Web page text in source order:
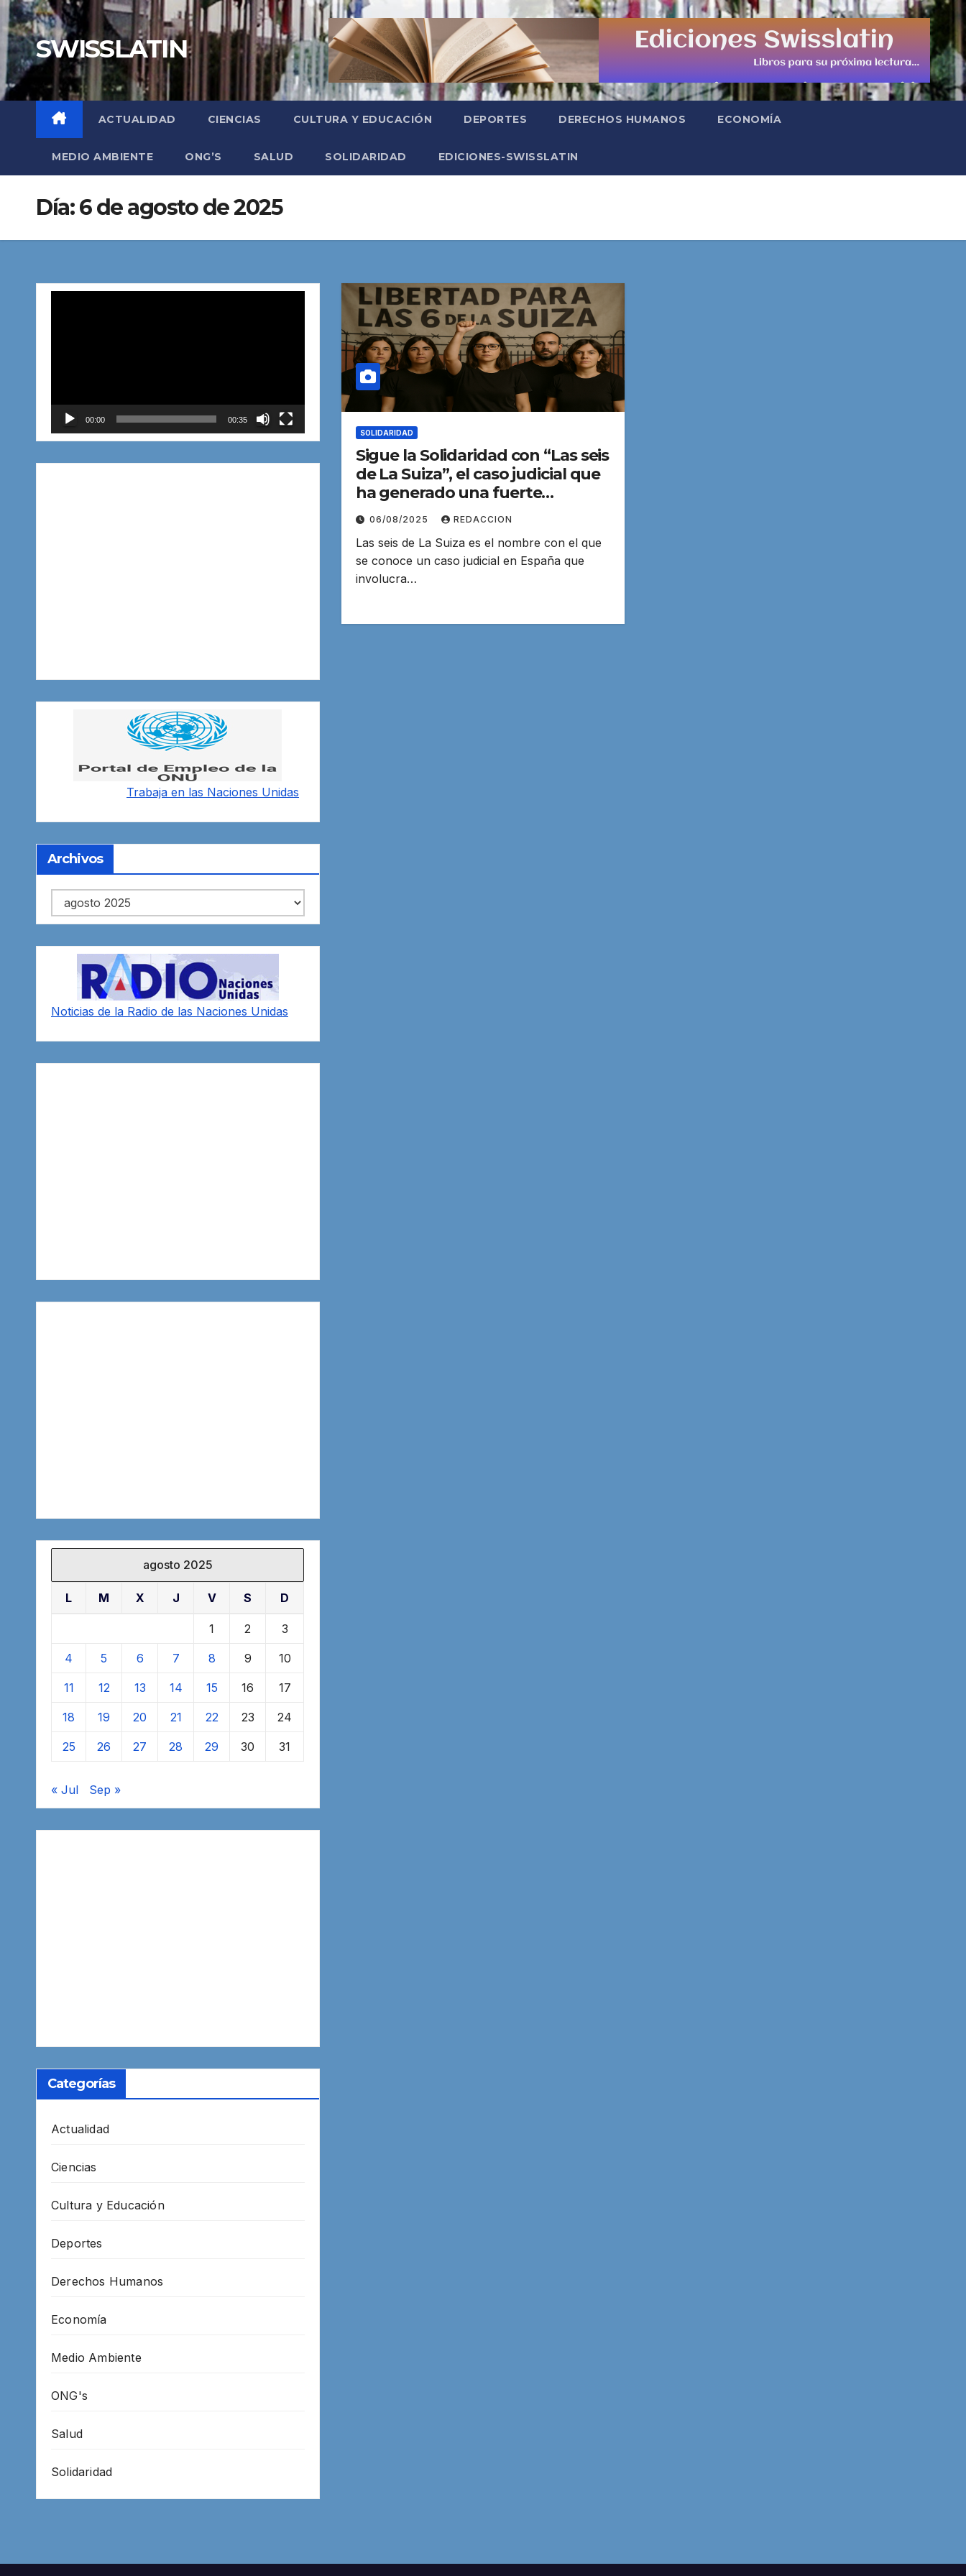
Saltar
al
contenidoSWISSLATIN
ACTUALIDAD CIENCIAS CULTURA Y EDUCACIÓN DEPORTES DERECHOS HUMANOS ECONOMÍA
MEDIO AMBIENTE ONG’S SALUD SOLIDARIDAD EDICIONES-SWISSLATIN
Día:6 de agosto de 2025
00:00 00:35
Trabaja en las Naciones Unidas
Archivos
Archivos
Noticias de la Radio de las Naciones Unidas
agosto 2025
L M X J V S D
1 2 3
4 5 6 7 8 9 10
11 12 13 14 15 16 17
18 19 20 21 22 23 24
25 26 27 28 29 30 31
« Jul Sep »
Categorías
Actualidad
Ciencias
Cultura y Educación
Deportes
Derechos Humanos
Economía
Medio Ambiente
ONG's
Salud
Solidaridad
SOLIDARIDAD
Sigue la Solidaridad con “Las seis
de La Suiza”, el caso judicial que
ha generado una fuerte
polémica en España
06/08/2025 REDACCION
Las seis de La Suiza es el nombre con el que
se conoce un caso judicial en España que
involucra…